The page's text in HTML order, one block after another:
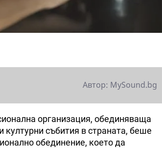
Автор: MySound.bg
организация, обединяваща
събития в страната, беше
обединение, което да